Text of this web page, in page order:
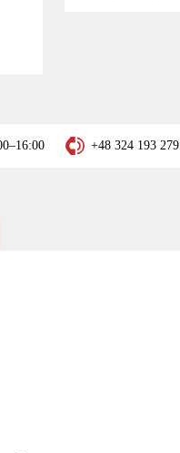
+48 324 193 279